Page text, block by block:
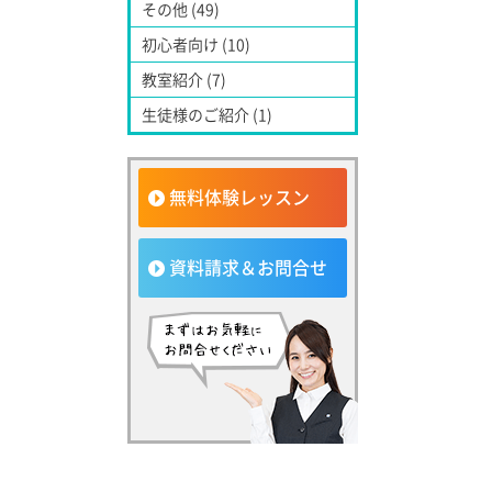
その他 (49)
初心者向け (10)
教室紹介 (7)
生徒様のご紹介 (1)
無料体験レッスン
資料請求＆お問合せ